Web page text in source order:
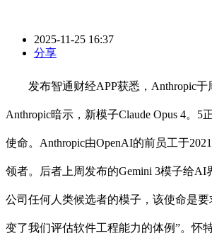
2025-11-25 16:37
分享
发布智通财经APP获悉，Anthropic于
Anthropic暗示，新模子Claude Opus 4
使命。Anthropic由OpenAI的前员工于
领者。后者上周发布的Gemini 3模子给
公司任何人类候选者的模子，该使命是
变了我们评估软件工程能力的体例”。怀